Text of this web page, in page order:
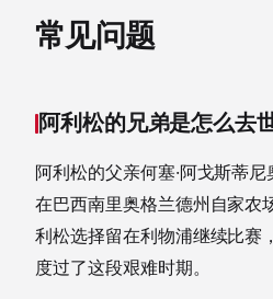
常见问题
阿利松的兄弟是怎么去
阿利松的父亲何塞·阿戈斯蒂
在巴西南里奥格兰德州自家农
利松选择留在利物浦继续比赛
度过了这段艰难时期。